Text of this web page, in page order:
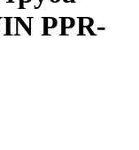
PPR-